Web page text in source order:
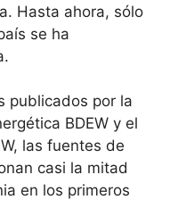
Hasta ahora, sólo
se ha
publicados por la
BDEW y el
las fuentes de
casi la mitad
en los primeros